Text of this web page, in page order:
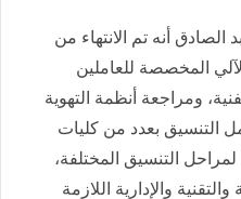
أنه تم الانتهاء من
المخصصة للعاملين
ومراجعة أنظمة التهوية
التنسيق بعدد من كليات
التنسيق المختلفة،
والإدارية اللازمة